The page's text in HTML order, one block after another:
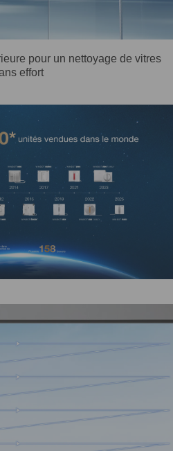
pour un nettoyage de vitres
effort